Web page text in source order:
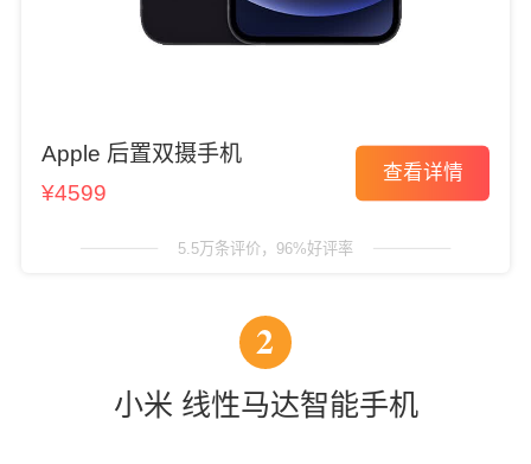
Apple 后置双摄手机
¥4599
查看详情
5.5万条评价，96%好评率
2
小米 线性马达智能手机